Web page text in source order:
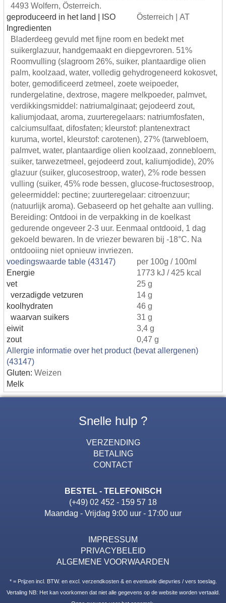
4493 Wolfern, Österreich.
geproduceerd in het land | ISO
Österreich | AT
Ingredienten
Bladerdeeg gevuld met fijne room en bedekt met
suikerglazuur, handgemaakt en diepgevroren. 51%
Roomvulling (slagroom 26%, suiker, plantaardige olien
palm, koolzaad, water, volledig gehydrogeneerd kokosvet,
boter, gemodificeerd zetmeel, zoete weipoeder,
rundergelatine, dextrose, magere melkpoeder, palmvet,
verdikkingsmiddel: natriumalginaat; gejodeerd zout,
kaliumjodaat, aroma, zuurteregelaars: natriumfosfaten,
calciumsulfaat, difosfaten; kleurstof: plantenextract
kuruma, wortel, kleurstof: carotenen), 27% (tarwebloem,
palmvet, water, plantaardige olien koolzaad, zonnebloem,
suiker, tarwezetmeel, gejodeerd zout, kaliumjodide), 20%
glazuur (suiker, glucosestroop, water), 2% rode bessen
vulling (suiker, 45% rode bessen, glucose-fructosestroop,
geleermiddel: pectine; zuurteregelaar: citroenzuur;
(natuurlijk aroma). Gebaseerd op het gehalte aan vulling.
Bereiding: Ontdooi in de verpakking in de koelkast
gedurende ongeveer 2-3 uur. Eenmaal ontdooid, 1 dag
gekoeld bewaren. In de vriezer bewaren bij -18°C. Na
ontdooiing niet opnieuw invriezen.
voedingswaarde table (43147)
per 100g / 100ml
Energie
1773 kJ / 425 kcal
vet
25 g
verzadigde vetzuren
14 g
koolhydraten
46 g
waarvan suikers
31 g
eiwit
3,4 g
zout
0,47 g
Allergie informatie over het product (bevat allergenen)
(43147)
Gluten: Weizen
Melk
Snelle hulp ?
VERZENDING
BETALING
CONTACT
BESTEL - TELEFONISCH
(+49) 02 452 - 159 57 18
Maandag - Vrijdag 9:00 uur - 17:00 uur
IMPRESSUM
PRIVACYBELEID
ALGEMENE VOORWAARDEN
* = Prijzen incl. BTW. en excl. verzendkosten & en eventuele diepvries / vers toeslag.
Vertaling NB: Het kan voorkomen dat niet alle gegevens op de website worden vertaald.